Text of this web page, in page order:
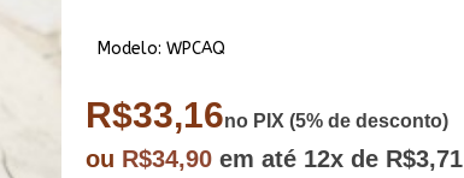
Modelo: WPCAQ
R$33,16no PIX (5% de desconto)
ou R$34,90 em até 12x de R$3,71